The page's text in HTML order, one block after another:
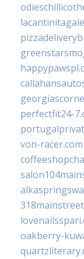
perfectfit24-
von-racer.com
oakberry-